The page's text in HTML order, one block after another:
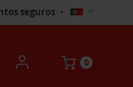
seguros •
Selecionar
Loja
0